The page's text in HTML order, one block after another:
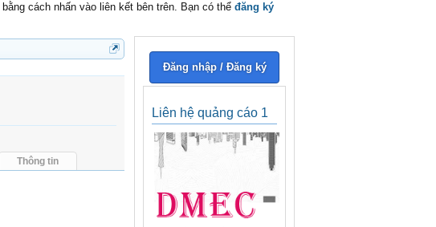
bằng cách nhấn vào liên kết bên trên. Bạn có thể đăng ký
Thông tin
Đăng nhập / Đăng ký
Liên hệ quảng cáo 1